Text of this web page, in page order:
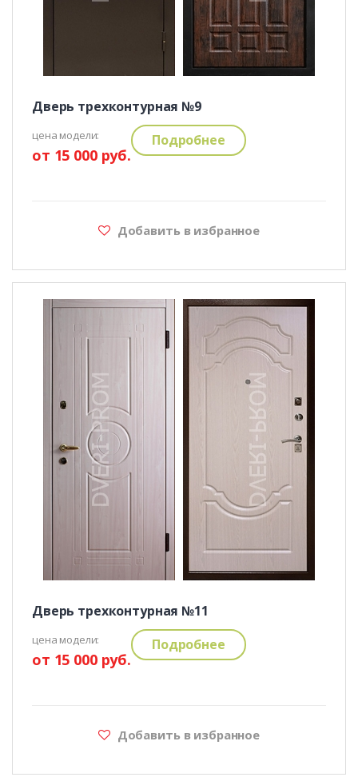
Дверь трехконтурная №9
цена модели:
от 15 000 руб.
Подробнее
Добавить в избранное
Дверь трехконтурная №11
цена модели:
от 15 000 руб.
Подробнее
Добавить в избранное